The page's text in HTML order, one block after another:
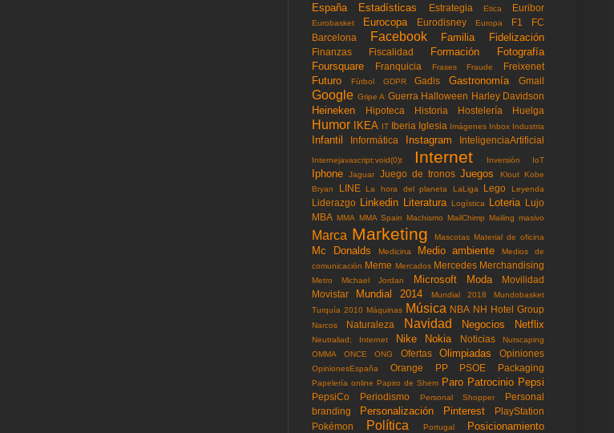
España Estadísticas Estrategia Etica Euribor
Eurobasket Eurocopa Eurodisney Europa F1
FC
Barcelona
Facebook Familia Fidelización
Finanzas Fiscalidad Formación
Fotografía
Foursquare
Franquicia Frases Fraude Freixenet
Futuro Fùtbol GDPR Gadis Gastronomía Gmail
Google Gripe A Guerra Halloween Harley Davidson
Heineken Hipoteca Historia Hostelería Huelga
Humor IKEA IT Iberia Iglesia Imágenes Inbox Industria
Infantil Informática Instagram InteligenciaArtificial
Internejavascript:void(0)t Internet Inversión IoT
Iphone Jaguar Juego de tronos Juegos Klout Kobe
Bryan
LINE La hora del planeta LaLiga Lego Leyenda
Liderazgo Linkedin Literatura Logística Loteria Lujo
MBA MMA MMA Spain Machismo MailChimp Mailing masivo
Marca Marketing Mascotas Material de oficina
Mc Donalds Medicina Medio ambiente
Medios de
comunicación Meme Mercados Mercedes Merchandising
Metro Michael Jordan Microsoft Moda
Movilidad
Movistar
Mundial 2014 Mundial 2018
Mundobasket
Turquía 2010 Máquinas Música NBA NH Hotel Group
Narcos Naturaleza Navidad Negocios Netflix
Neutraliad; Internet Nike Nokia Noticias
Nutscaping
OMMA
ONCE ONG Ofertas Olimpiadas Opiniones
OpinionesEspaña Orange PP PSOE Packaging
Papelería online Papiro de Shem Paro Patrocinio Pepsi
PepsiCo Periodismo Personal Shopper
Personal
branding
Personalización Pinterest
PlayStation
Pokémon
Política Portugal Posicionamiento